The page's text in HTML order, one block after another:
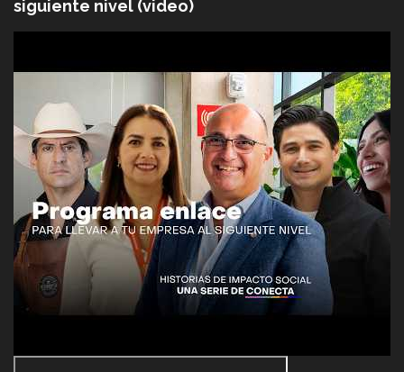
siguiente nivel (video)